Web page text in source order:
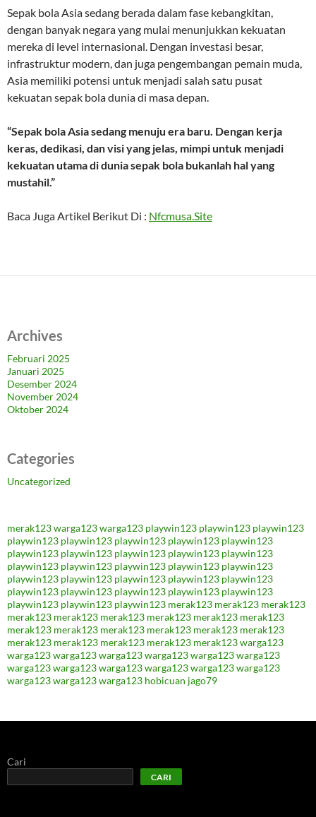
Sepak bola Asia sedang berada dalam fase kebangkitan,
dengan banyak negara yang mulai menunjukkan kekuatan
mereka di level internasional. Dengan investasi besar,
infrastruktur modern, dan juga pengembangan pemain muda,
Asia memiliki potensi untuk menjadi salah satu pusat
kekuatan sepak bola dunia di masa depan.
“Sepak bola Asia sedang menuju era baru. Dengan kerja
keras, dedikasi, dan visi yang jelas, mimpi untuk menjadi
kekuatan utama di dunia sepak bola bukanlah hal yang
mustahil.”
Baca Juga Artikel Berikut Di : Nfcmusa.Site
Archives
Februari 2025
Januari 2025
Desember 2024
November 2024
Oktober 2024
Categories
Uncategorized
merak123warga123warga123 playwin123 playwin123 playwin123
playwin123 playwin123 playwin123 playwin123 playwin123
playwin123 playwin123 playwin123 playwin123 playwin123
playwin123 playwin123 playwin123 playwin123 playwin123
playwin123 playwin123 playwin123 playwin123 playwin123
playwin123 playwin123 playwin123 playwin123 playwin123
playwin123 playwin123 playwin123 merak123 merak123 merak123
merak123 merak123 merak123 merak123 merak123 merak123
merak123 merak123 merak123 merak123 merak123 merak123
merak123 merak123 merak123 merak123 merak123warga123
warga123warga123warga123warga123warga123warga123
warga123warga123warga123warga123warga123warga123
warga123warga123warga123 hobicuan jago79
Cari
CARI